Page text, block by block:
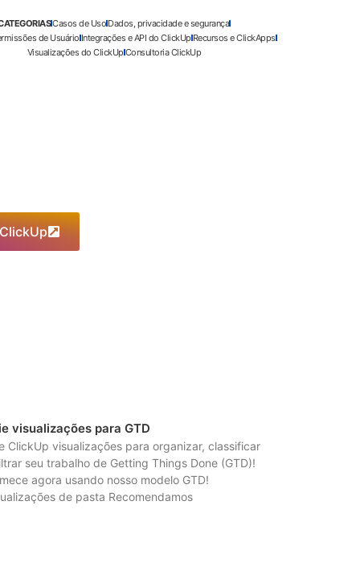
Casos de Uso Dados, privacidade e segurança
de UsuárioIntegrações e API do ClickUpRecursos e ClickApps
Visualizações do ClickUpConsultoria ClickUp
visualizações para GTD
ClickUp visualizações para organizar, classificar
seu trabalho de Getting Things Done (GTD)!
agora usando nosso modelo GTD!
de pasta Recomendamos